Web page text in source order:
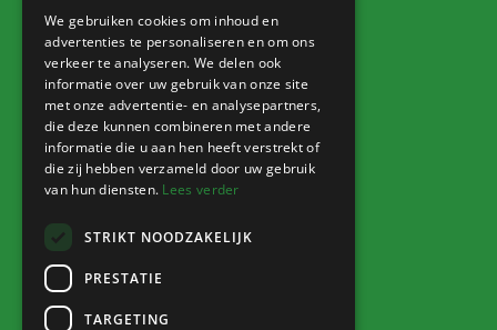
Info
Nieuws
Agenda
Verkoophoek
We gebruiken cookies om inhoud en
advertenties te personaliseren en om ons
verkeer te analyseren. We delen ook
informatie over uw gebruik van onze site
met onze advertentie- en analysepartners,
die deze kunnen combineren met andere
informatie die u aan hen heeft verstrekt of
die zij hebben verzameld door uw gebruik
van hun diensten. Lees verder
STRIKT NOODZAKELIJK
PRESTATIE
TARGETING